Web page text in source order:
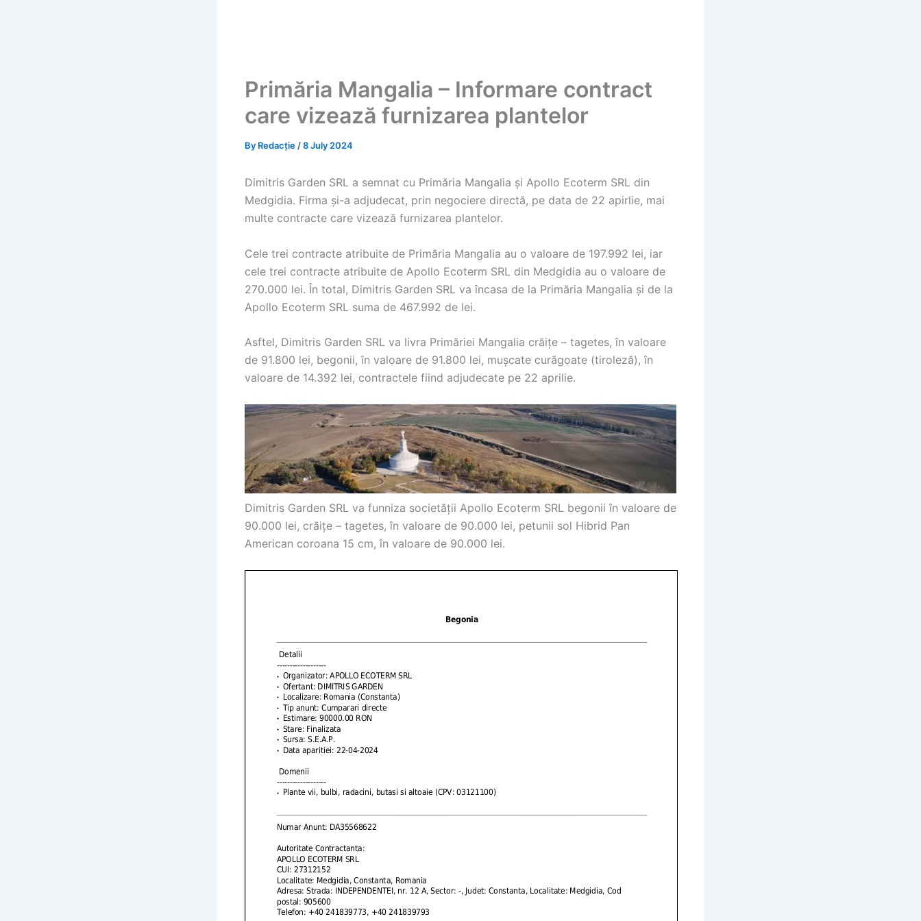
Primăria Mangalia – Informare contract
care vizează furnizarea plantelor
By Redacție/8 July 2024
Dimitris Garden SRL a semnat cu Primăria Mangalia și Apollo Ecoterm SRL din
Medgidia. Firma și-a adjudecat, prin negociere directă, pe data de 22 apirlie, mai
multe contracte care vizează furnizarea plantelor.
Cele trei contracte atribuite de Primăria Mangalia au o valoare de 197.992 lei, iar
cele trei contracte atribuite de Apollo Ecoterm SRL din Medgidia au o valoare de
270.000 lei. În total, Dimitris Garden SRL va încasa de la Primăria Mangalia și de la
Apollo Ecoterm SRL suma de 467.992 de lei.
Asftel, Dimitris Garden SRL va livra Primăriei Mangalia crăițe – tagetes, în valoare
de 91.800 lei, begonii, în valoare de 91.800 lei, mușcate curăgoate (tiroleză), în
valoare de 14.392 lei, contractele fiind adjudecate pe 22 aprilie.
Dimitris Garden SRL va funniza societății Apollo Ecoterm SRL begonii în valoare de
90.000 lei, crăițe – tagetes, în valoare de 90.000 lei, petunii sol Hibrid Pan
American coroana 15 cm, în valoare de 90.000 lei.